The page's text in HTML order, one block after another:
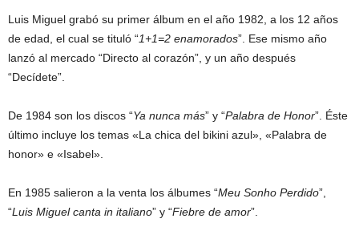
Luis Miguel grabó su primer álbum en el año 1982, a los 12 años
de edad, el cual se tituló “1+1=2 enamorados”. Ese mismo año
lanzó al mercado “Directo al corazón”, y un año después
“Decídete”.
De 1984 son los discos “Ya nunca más” y “Palabra de Honor”. Éste
último incluye los temas «La chica del bikini azul», «Palabra de
honor» e «Isabel».
En 1985 salieron a la venta los álbumes “Meu Sonho Perdido”,
“Luis Miguel canta in italiano” y “Fiebre de amor”.